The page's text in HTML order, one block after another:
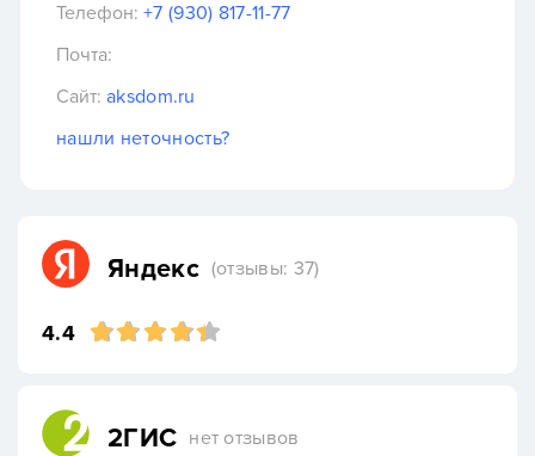
Телефон: +7 (930) 817-11-77
Почта:
Сайт: aksdom.ru
нашли неточность?
Яндекс (отзывы: 37)
4.4
2ГИС нет отзывов